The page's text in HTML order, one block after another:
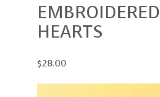
EMBROIDERED
HEARTS
$28.00